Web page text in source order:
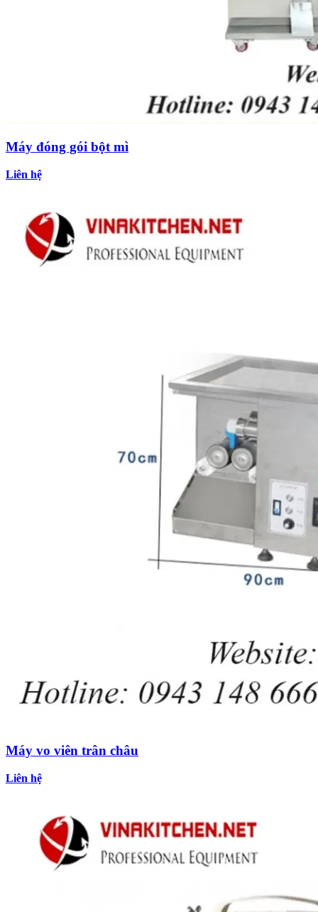
Máy đóng gói bột mì
Liên hệ
Máy vo viên trân châu
Liên hệ